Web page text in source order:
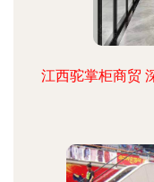
江西驼掌柜商贸